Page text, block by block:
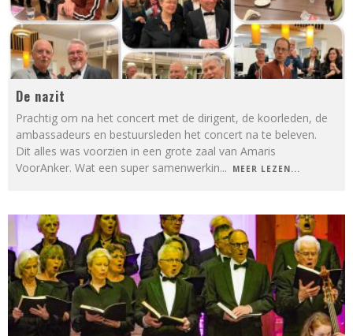
De nazit
Prachtig om na het concert met de dirigent, de koorleden, de
ambassadeurs en bestuursleden het concert na te beleven.
Dit alles was voorzien in een grote zaal van Amaris
VoorAnker. Wat een super samenwerkin... MEER LEZEN...